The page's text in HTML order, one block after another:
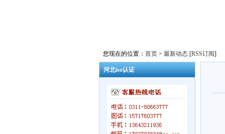
您现在的位置： 首页 > 最新动态 [RSS订阅]
河北iso认证